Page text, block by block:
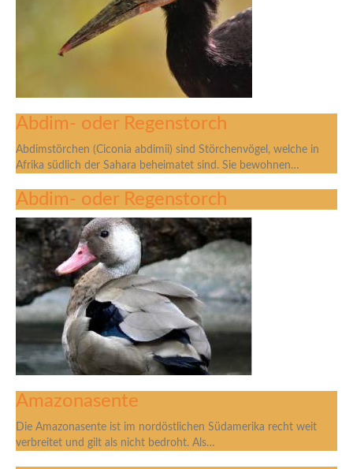
Abdim- oder Regenstorch
Abdimstörchen (Ciconia abdimii) sind Störchenvögel, welche in
Afrika südlich der Sahara beheimatet sind. Sie bewohnen…
Abdim- oder Regenstorch
Amazonasente
Die Amazonasente ist im nordöstlichen Südamerika recht weit
verbreitet und gilt als nicht bedroht. Als…